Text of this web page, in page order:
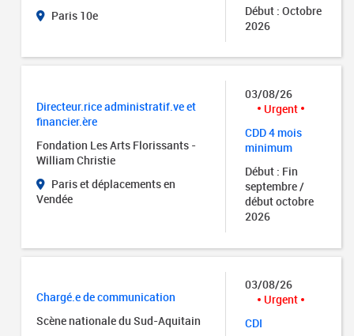
Paris 10e
Début : Octobre
2026
Directeur.rice administratif.ve et
financier.ère
Fondation Les Arts Florissants -
William Christie
Paris et déplacements en
Vendée
03/08/26
Urgent
CDD 4 mois
minimum
Début : Fin
septembre /
début octobre
2026
Chargé.e de communication
Scène nationale du Sud-Aquitain
03/08/26
Urgent
CDI